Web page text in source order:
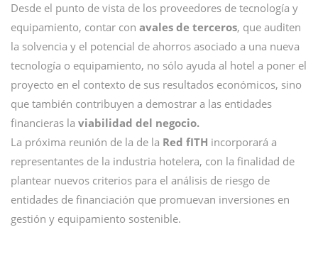
Desde el punto de vista de los proveedores de tecnología y
equipamiento, contar con avales de terceros, que auditen
la solvencia y el potencial de ahorros asociado a una nueva
tecnología o equipamiento, no sólo ayuda al hotel a poner el
proyecto en el contexto de sus resultados económicos, sino
que también contribuyen a demostrar a las entidades
financieras la viabilidad del negocio.
La próxima reunión de la de la Red fITH incorporará a
representantes de la industria hotelera, con la finalidad de
plantear nuevos criterios para el análisis de riesgo de
entidades de financiación que promuevan inversiones en
gestión y equipamiento sostenible.